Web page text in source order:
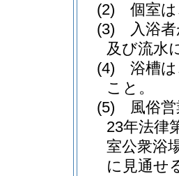
(2)
個室
(3)
入浴
及び流水
(4)
浴槽
こと。
(5)
風俗
23年法律
室公衆浴
に見通せ